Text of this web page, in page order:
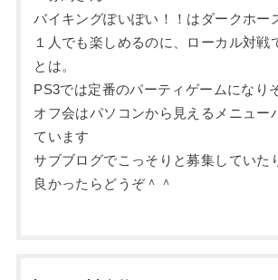
バイキングぽいぽい！！はダークホー
１人でも楽しめるのに、ローカル対戦
とは。
PS3では定番のパーティゲームになり
オフ会はパソコンから見えるメニュー
ています
サブブログでこっそりと募集していた
良かったらどうぞ＾＾